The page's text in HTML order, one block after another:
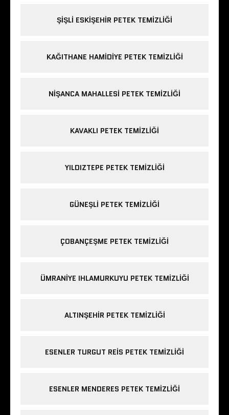
ŞIŞLI ESKIŞEHIR PETEK TEMIZLIĞI
KAĞITHANE HAMIDIYE PETEK TEMIZLIĞI
NIŞANCA MAHALLESI PETEK TEMIZLIĞI
KAVAKLI PETEK TEMIZLIĞI
YILDIZTEPE PETEK TEMIZLIĞI
GÜNEŞLI PETEK TEMIZLIĞI
ÇOBANÇEŞME PETEK TEMIZLIĞI
ÜMRANIYE IHLAMURKUYU PETEK TEMIZLIĞI
ALTINŞEHIR PETEK TEMIZLIĞI
ESENLER TURGUT REIS PETEK TEMIZLIĞI
ESENLER MENDERES PETEK TEMIZLIĞI